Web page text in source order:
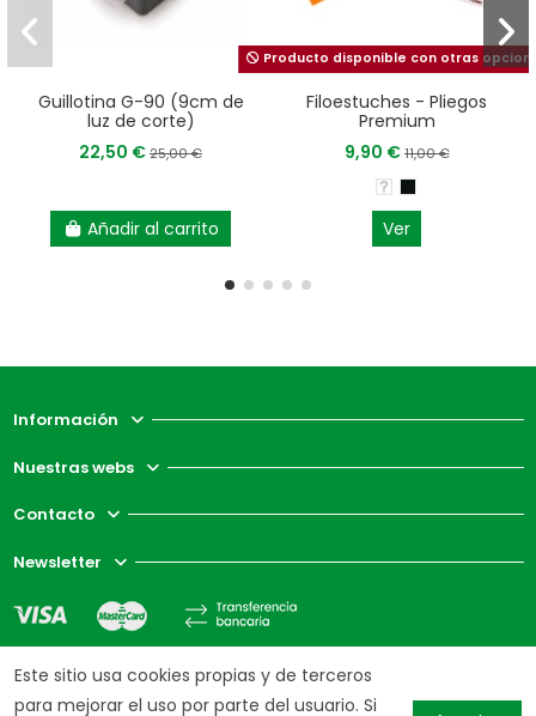
Guillotina G-90 (9cm de
luz de corte)
22,50 €25,00 €
Añadir al carrito
Producto disponible con otras
Filoestuches - Pliegos
Premium
9,90 €11,00 €
Ver
Información
Nuestras webs
Contacto
Newsletter
Este sitio usa cookies propias y de terceros
para mejorar el uso por parte del usuario. Si